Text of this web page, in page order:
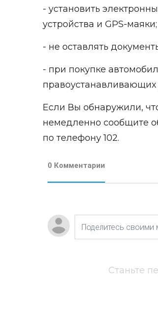
- установить
устройства и GPS-маяки;
- не оставлять
- при покупке
правоустанавливающих
Если Вы обнаружили,
немедленно сообщите
по телефону 102.
0 Комментарии
Станьте